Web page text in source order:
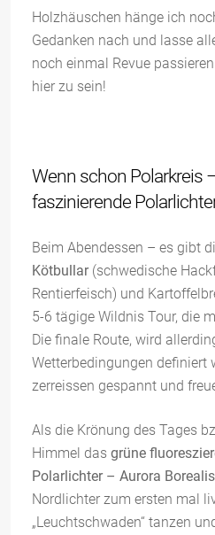
Holzhäuschen hänge ich
Gedanken nach und lasse
noch einmal Revue
hier zu sein!
Wenn schon Polarkreis
faszinierende
Beim Abendessen – es gibt
Kötbullar(schwedische
Rentierfeisch) und
5-6 tägige Wildnis Tour, die
Die finale Route, wird
Wetterbedingungen definiert
zerreissen gespannt und
Als die Krönung des Tages
Himmel das grüne
Polarlichter – Aurora Borealis
Nordlichter zum ersten mal
„Leuchtschwaden“ tanzen